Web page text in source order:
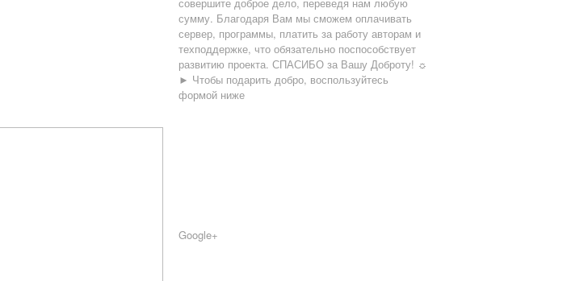
сумму. Благодаря Вам мы сможем оплачивать
сервер, программы, платить за работу авторам и
техподдержке, что обязательно поспособствует
развитию проекта. СПАСИБО за Вашу Доброту! ☼
► Чтобы подарить добро, воспользуйтесь
формой ниже
Google+